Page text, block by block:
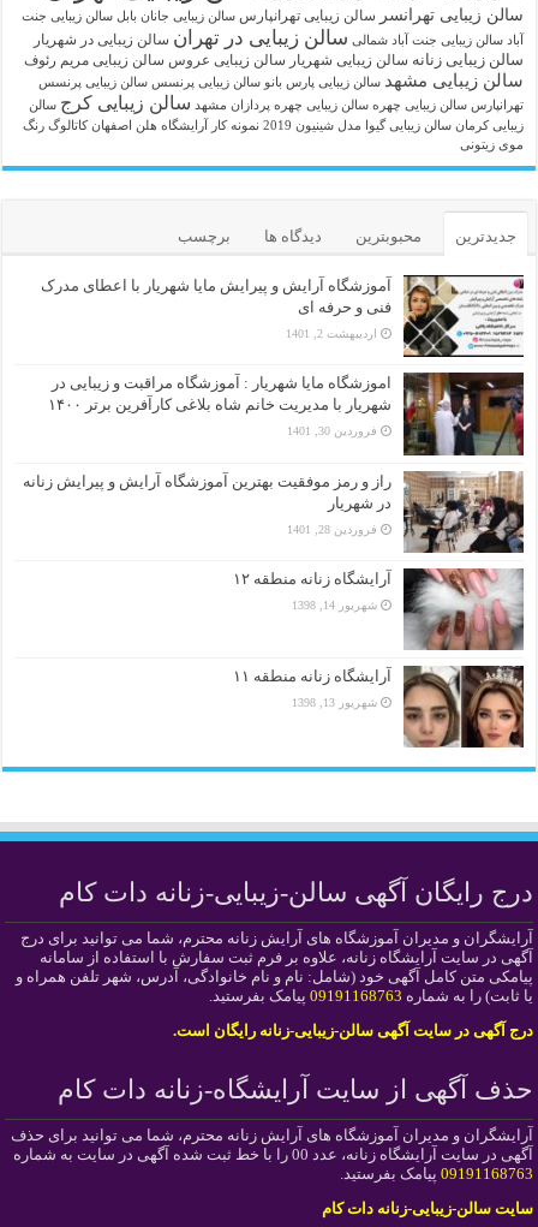
سالن زیبایی تهرانسر سالن زیبایی تهرانپارس سالن زیبایی جانان بابل سالن زیبایی جنت
آباد سالن زیبایی جنت آباد شمالی سالن زیبایی در تهران سالن زیبایی در شهریار
سالن زیبایی زنانه سالن زیبایی شهریار سالن زیبایی عروس سالن زیبایی مریم رئوف
سالن زیبایی مشهد سالن زیبایی پارس بانو سالن زیبایی پرنسس سالن زیبایی پرنسس
تهرانپارس سالن زیبایی چهره سالن زیبایی چهره پردازان مشهد سالن زیبایی کرج سالن
زیبایی کرمان سالن زیبایی گیوا مدل شینیون 2019 نمونه کار آرایشگاه هلن اصفهان کاتالوگ رنگ
موی زیتونی
جدیدترین محبوبترین دیدگاه ها برچسب
آموزشگاه آرایش و پیرایش مایا شهریار با اعطای مدرک
فنی و حرفه ای
اردیبهشت 2, 1401
اموزشگاه مایا شهریار : آموزشگاه مراقبت و زیبایی در
شهریار با مدیریت خانم شاه بلاغی کارآفرین برتر ۱۴۰۰
فروردین 30, 1401
راز و رمز موفقیت بهترین آموزشگاه آرایش و پیرایش زنانه
در شهریار
فروردین 28, 1401
آرایشگاه زنانه منطقه ۱۲
شهریور 14, 1398
آرایشگاه زنانه منطقه ۱۱
شهریور 13, 1398
درج رایگان آگهی سالن-زیبایی-زنانه دات کام
آرایشگران و مدیران آموزشگاه های آرایش زنانه محترم، شما می توانید برای درج
آگهی در سایت آرایشگاه زنانه، علاوه بر فرم ثبت سفارش با استفاده از سامانه
پیامکی متن کامل آگهی خود (شامل: نام و نام خانوادگی، آدرس، شهر تلفن همراه و
یا ثابت) را به شماره 09191168763 پیامک بفرستید.
درج آگهی در سایت آگهی سالن-زیبایی-زنانه رایگان است.
حذف آگهی از سایت آرایشگاه-زنانه دات کام
آرایشگران و مدیران آموزشگاه های آرایش زنانه محترم، شما می توانید برای حذف
آگهی در سایت آرایشگاه زنانه، عدد 00 را با خط ثبت شده آگهی در سایت به شماره
09191168763 پیامک بفرستید.
سایت سالن-زیبایی-زنانه دات کام